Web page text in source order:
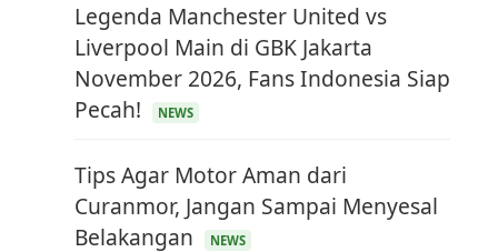
Legenda Manchester United vs
Liverpool Main di GBK Jakarta
November 2026, Fans Indonesia Siap
Pecah!
NEWS
Tips Agar Motor Aman dari
Curanmor, Jangan Sampai Menyesal
Belakangan
NEWS